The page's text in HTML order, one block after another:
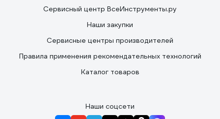
Сервисный центр ВсеИнструменты.ру
Наши закупки
Сервисные центры производителей
Правила применения рекомендательных технологий
Каталог товаров
Наши соцсети